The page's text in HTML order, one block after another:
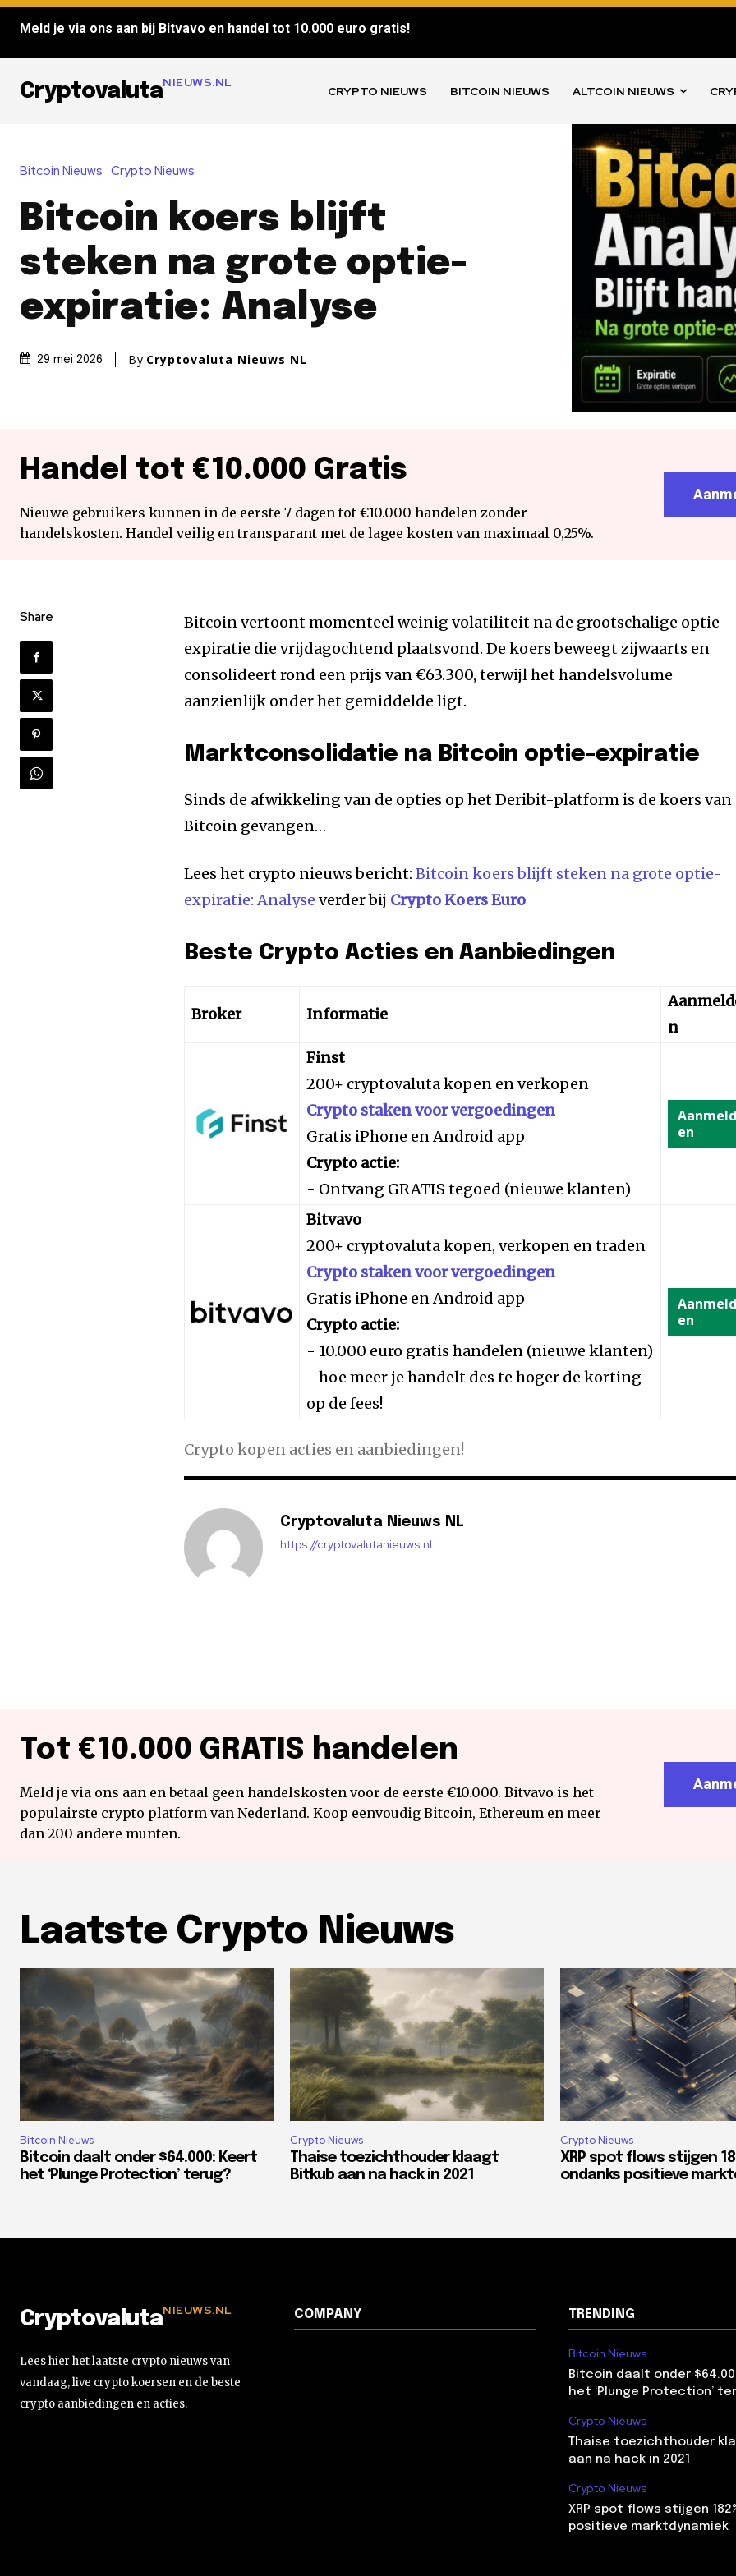
Meld je via ons aan bij Bitvavo en handel tot 10.000 euro gratis!
CryptovalutaNIEUWS.NL
CRYPTO NIEUWS BITCOIN NIEUWS ALTCOIN NIEUWS
Bitcoin Nieuws Crypto Nieuws
Bitcoin koers blijft
steken na grote optie-
expiratie: Analyse
29 mei 2026 By Cryptovaluta Nieuws NL
Handel tot €10.000 Gratis
Nieuwe gebruikers kunnen in de eerste 7 dagen tot €10.000 handelen zonder
handelskosten. Handel veilig en transparant met de lagee kosten van maximaal 0,25%.
Share
Bitcoin vertoont momenteel weinig volatiliteit na de grootschalige optie-
expiratie die vrijdagochtend plaatsvond. De koers beweegt zijwaarts en
consolideert rond een prijs van €63.300, terwijl het handelsvolume
aanzienlijk onder het gemiddelde ligt.
Marktconsolidatie na Bitcoin optie-expiratie
Sinds de afwikkeling van de opties op het Deribit-platform is de koers van
Bitcoin gevangen…
Lees het crypto nieuws bericht:Bitcoin koers blijft steken na grote optie-
expiratie: Analyse verder bij Crypto Koers Euro
Beste Crypto Acties en Aanbiedingen
Broker Informatie
n
Finst
200+ cryptovaluta kopen en verkopen
Crypto staken voor vergoedingen
Gratis iPhone en Android app
Crypto actie:
- Ontvang GRATIS tegoed (nieuwe klanten)
en
Bitvavo
200+ cryptovaluta kopen, verkopen en traden
Crypto staken voor vergoedingen
Gratis iPhone en Android app
Crypto actie:
- 10.000 euro gratis handelen (nieuwe klanten)
- hoe meer je handelt des te hoger de korting
op de fees!
en
Crypto kopen acties en aanbiedingen!
Cryptovaluta Nieuws NL
https://cryptovalutanieuws.nl
Tot €10.000 GRATIS handelen
Meld je via ons aan en betaal geen handelskosten voor de eerste €10.000. Bitvavo is het
populairste crypto platform van Nederland. Koop eenvoudig Bitcoin, Ethereum en meer
dan 200 andere munten.
Laatste Crypto Nieuws
Bitcoin Nieuws
Bitcoin daalt onder $64.000: Keert
het ‘Plunge Protection’ terug?
Crypto Nieuws
Thaise toezichthouder klaagt
Bitkub aan na hack in 2021
Crypto Nieuws
XRP spot flows stijgen
ondanks positieve
CryptovalutaNIEUWS.NL
Lees hier het laatste crypto nieuws van
vandaag, live crypto koersen en de beste
crypto aanbiedingen en acties.
COMPANY TRENDING
Bitcoin Nieuws
Bitcoin daalt onder
het ‘Plunge Protection’
Crypto Nieuws
Thaise toezichthouder
aan na hack in 2021
Crypto Nieuws
XRP spot flows stijgen
positieve marktdynamiek